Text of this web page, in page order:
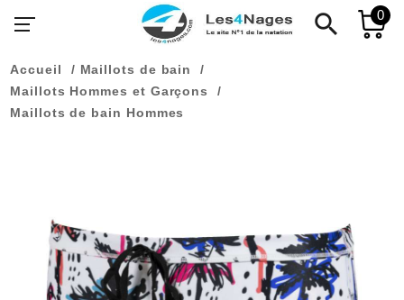
search 0
Accueil
Maillots de bain
Maillots Hommes et Garçons
Maillots de bain Hommes